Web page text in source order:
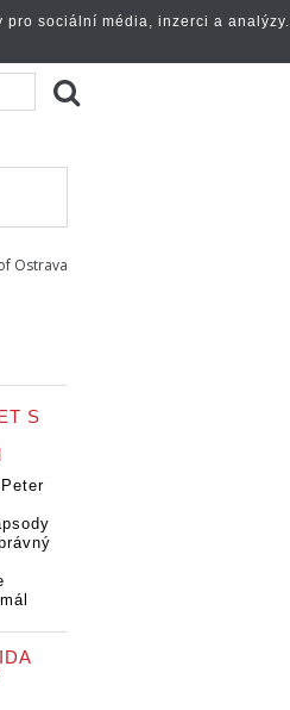
Ostrava
S
pro sociální média, inzerci a analýzy.